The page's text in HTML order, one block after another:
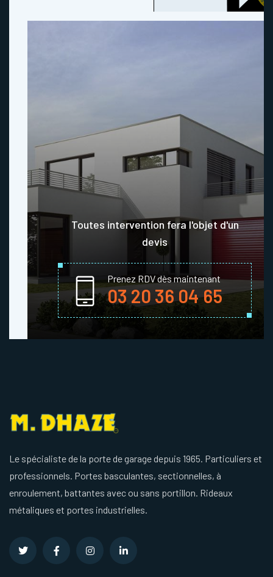
Toutes intervention fera l'objet d'un
devis
Prenez RDV dès maintenant
03 20 36 04 65
Le spécialiste de la porte de garage depuis 1965. Particuliers et
professionnels. Portes basculantes, sectionnelles, à
enroulement, battantes avec ou sans portillon. Rideaux
métaliques et portes industrielles.